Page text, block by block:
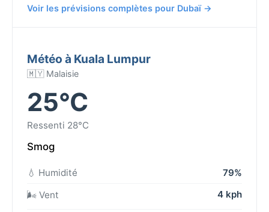
Voir les prévisions complètes pour Dubaï →
Météo à Kuala Lumpur
🇲🇾 Malaisie
25°C
Ressenti 28°C
Smog
💧 Humidité
79%
🌬️ Vent
4 kph